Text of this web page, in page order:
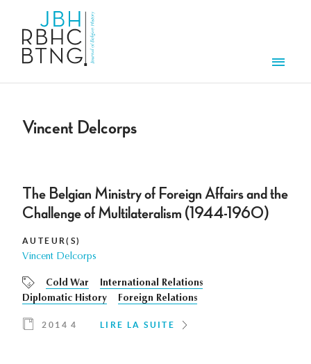
Vincent Delcorps
The Belgian Ministry of Foreign Affairs and the
Challenge of Multilateralism (1944-1960)
AUTEUR(S)
Vincent Delcorps
Cold War
International Relations
Diplomatic History
Foreign Relations
2014 4 LIRE LA SUITE